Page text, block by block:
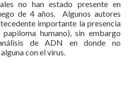
no han estado presente en
de 4 años. Algunos autores
importante la presencia
humano), sin embargo
de ADN en donde no
con el virus.